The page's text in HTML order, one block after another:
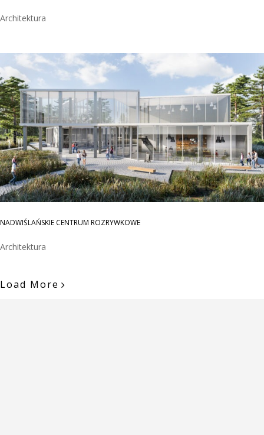
Architektura
NADWIŚLAŃSKIE CENTRUM ROZRYWKOWE
Architektura
Load More